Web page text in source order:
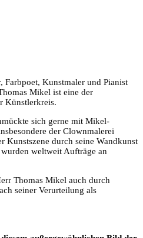
Farbpoet, Kunstmaler und Pianist
Mikel ist eine der
Künstlerkreis.
sich gerne mit Mikel-
der Clownmalerei
Kunstszene durch seine Wandkunst
weltweit Aufträge an
Thomas Mikel auch durch
seiner Verurteilung als